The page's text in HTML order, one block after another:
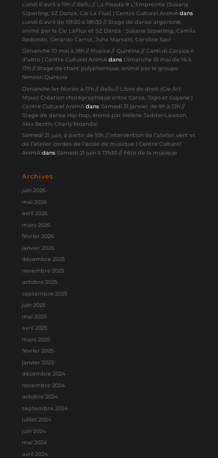
Lundi 6 avril à 19h // Ballu // La Pisada # L’Empreinte (Susana
Szperling, SZ Danza, Cie La Flux) | Centre Culturel AnimAdans
Lundi 6 avril de 15h30 à 18h30 // Stage de danse argentine,
animé par la Cie LaFlux et SZ Danza : Susana Szperling, Camila
Redondo, Gerardo Carrot, Juha Marsalo, Caroline Savi
Dimanche 10 mai à 18h // Musica // Quintina // Canti di Corsica è
d’altrò | Centre Culturel AnimAdans Dimanche 10 mai de 14 à
17h // Stage de chant polyphonique, animé par le groupe
féminin Quintina
Dimanche 1er février à 17h // Ballu // Libre de droit (Cie Art
Mouv) Création chorégraphique entre Corse, Togo et Guyane |
Centre Culturel AnimAdans Samedi 31 janvier de 9h à 12h //
Stage de danse Hip-hop, animé par Hélène Taddei-Lawson,
Alex Benth, Charly Moandal
Samedi 21 juin, à partir de 10h // Intervention de l’atelier vent et
de l’atelier cordes de l’école de musique | Centre Culturel
AnimAdans Samedi 21 juin à 17h30 // Fête de la musique
Archives
juin 2026
mai 2026
avril 2026
mars 2026
février 2026
janvier 2026
décembre 2025
novembre 2025
octobre 2025
septembre 2025
juin 2025
mai 2025
avril 2025
mars 2025
février 2025
janvier 2025
décembre 2024
novembre 2024
octobre 2024
septembre 2024
juillet 2024
juin 2024
mai 2024
avril 2024